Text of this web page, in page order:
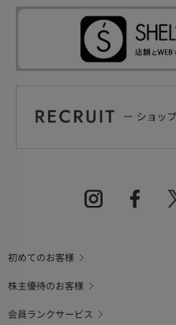
初めてのお客様
株主優待のお客様
会員ランクサービス